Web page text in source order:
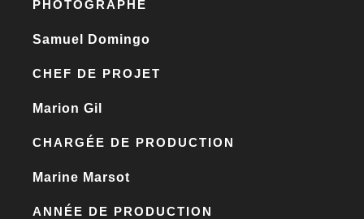
PHOTOGRAPHE
Samuel Domingo
CHEF DE PROJET
Marion Gil
CHARGÉE DE PRODUCTION
Marine Marsot
ANNÉE DE PRODUCTION